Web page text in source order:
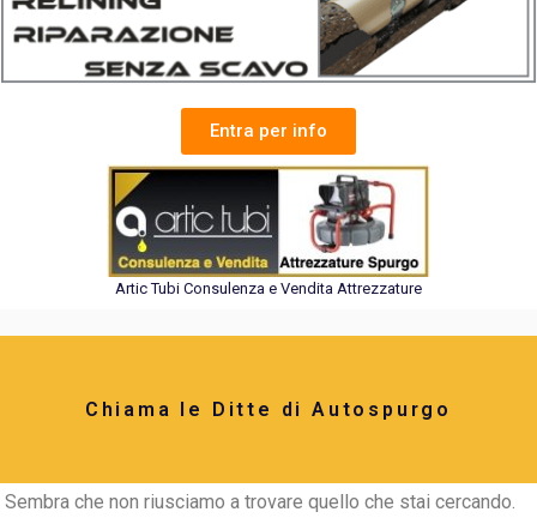
Entra per info
Artic Tubi Consulenza e Vendita Attrezzature
Chiama le Ditte di Autospurgo
Sembra che non riusciamo a trovare quello che stai cercando.